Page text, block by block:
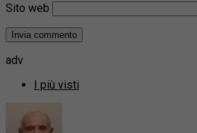
Sito web
adv
I più visti